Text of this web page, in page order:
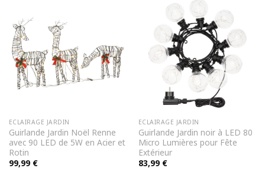
ECLAIRAGE JARDIN
Guirlande Jardin Noël Renne
avec 90 LED de 5W en Acier et
Rotin
99,99 €
ECLAIRAGE JARDIN
Guirlande Jardin noir à LED 80
Micro Lumières pour Fête
Extérieur
83,99 €